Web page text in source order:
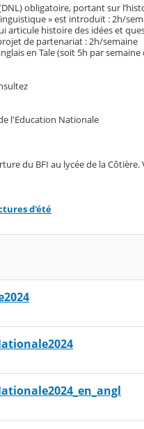
obligatoire, portant sur
» est introduit : 2h/
articule histoire des idées et
de partenariat : 2h/semaine
en Tale (soit 5h par
l'Education Nationale
du BFI au lycée de la
d'été